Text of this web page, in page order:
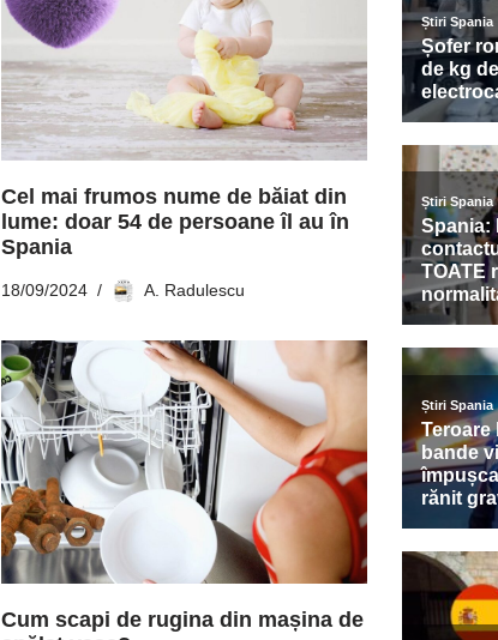
Cel mai frumos nume de băiat din
lume: doar 54 de persoane îl au în
Spania
18/09/2024 A. Radulescu
Cum scapi de rugina din mașina de